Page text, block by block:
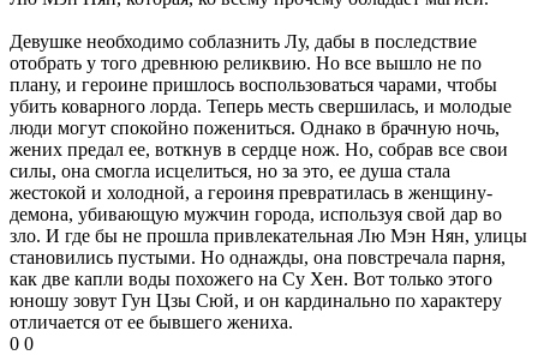
Девушке необходимо соблазнить Лу, дабы в последствие
отобрать у того древнюю реликвию. Но все вышло не по
плану, и героине пришлось воспользоваться чарами, чтобы
убить коварного лорда. Теперь месть свершилась, и молодые
люди могут спокойно пожениться. Однако в брачную ночь,
жених предал ее, воткнув в сердце нож. Но, собрав все свои
силы, она смогла исцелиться, но за это, ее душа стала
жестокой и холодной, а героиня превратилась в женщину-
демона, убивающую мужчин города, используя свой дар во
зло. И где бы не прошла привлекательная Лю Мэн Нян, улицы
становились пустыми. Но однажды, она повстречала парня,
как две капли воды похожего на Су Хен. Вот только этого
юношу зовут Гун Цзы Сюй, и он кардинально по характеру
отличается от ее бывшего жениха.
0 0